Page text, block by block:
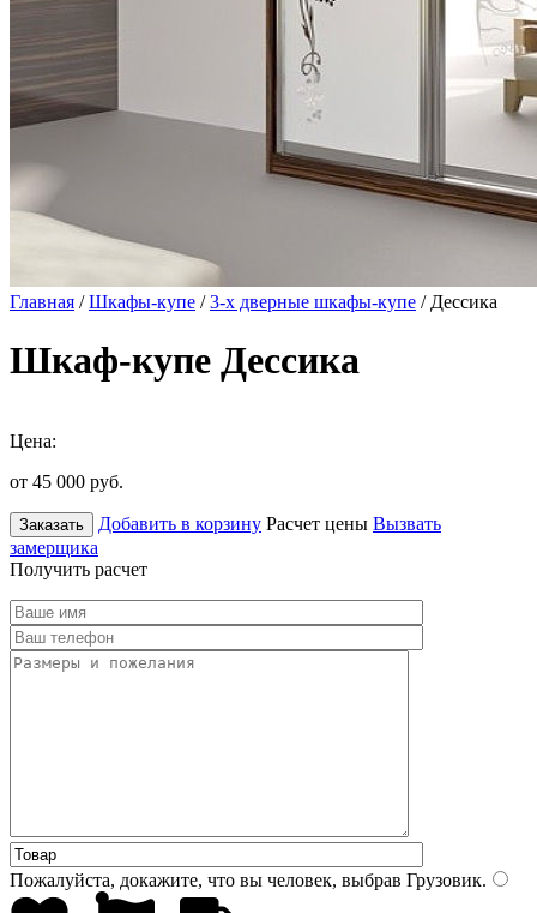
Главная /Шкафы-купе /3-х дверные шкафы-купе / Дессика
Шкаф-купе Дессика
Цена:
от 45 000 руб.
Заказать Добавить в корзину Расчет цены Вызвать
замерщика
Получить расчет
Пожалуйста, докажите, что вы человек, выбрав Грузовик.